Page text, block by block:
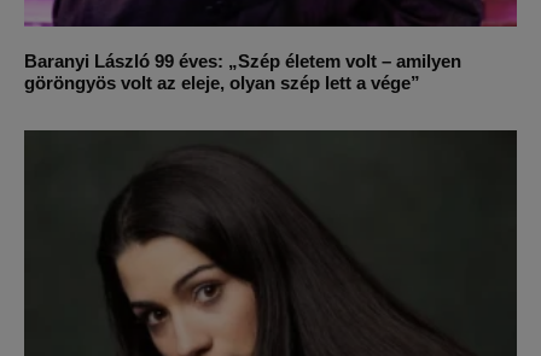
Baranyi László 99 éves: „Szép életem volt – amilyen
göröngyös volt az eleje, olyan szép lett a vége”